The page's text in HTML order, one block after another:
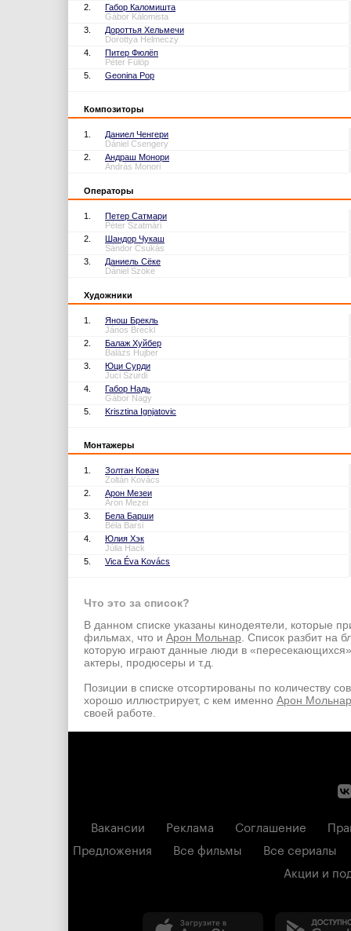
2.
Габор Каломишта
Gábor Kálomista
3.
Дороттья Хельмечи
Dorottya Helmeczy
4.
Питер Фюлёп
Péter Fülöp
5.
Geonina Pop
Композиторы
1.
Даниел Ченгери
Dániel Csengery
2.
Андраш Монори
András Monori
Операторы
1.
Петер Сатмари
Péter Szatmári
2.
Шандор Чукаш
Sándor Csukás
3.
Даниель Сёке
Dániel Szöke
Художники
1.
Янош Брекль
János Breckl
2.
Балаж Хуйбер
Balázs Hujber
3.
Юци Сурди
Juci Szurdi
4.
Габор Надь
Gábor Nagy
5.
Krisztina Ignjatovic
Монтажеры
1.
Золтан Ковач
Zoltán Kovács
2.
Арон Мезеи
Áron Mezei
3.
Бела Барши
Béla Barsi
4.
Юлия Хэк
Júlia Hack
5.
Vica Éva Kovács
Что это за список?
В данном списке указаны кинодеятели, которые
фильмах, что и Арон Мольнар . Список разбит на
которую играют данные люди в
актеры, продюсеры и т.д.
Позиции в списке отсортированы по количеству
хорошо иллюстрирует, с кем именно Арон Мольнар
своей работе.
Вакансии Реклама Соглашение
Предложения
Все фильмы
Все сериалы
Акции и